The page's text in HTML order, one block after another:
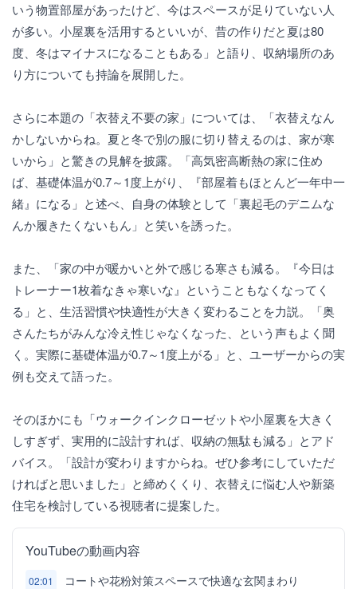
いう物置部屋があったけど、今はスペースが足りていない人
が多い。小屋裏を活用するといいが、昔の作りだと夏は80
度、冬はマイナスになることもある」と語り、収納場所のあ
り方についても持論を展開した。
さらに本題の「衣替え不要の家」については、「衣替えなん
かしないからね。夏と冬で別の服に切り替えるのは、家が寒
いから」と驚きの見解を披露。「高気密高断熱の家に住め
ば、基礎体温が0.7～1度上がり、『部屋着もほとんど一年中一
緒』になる」と述べ、自身の体験として「裏起毛のデニムな
んか履きたくないもん」と笑いを誘った。
また、「家の中が暖かいと外で感じる寒さも減る。『今日は
トレーナー1枚着なきゃ寒いな』ということもなくなってく
る」と、生活習慣や快適性が大きく変わることを力説。「奥
さんたちがみんな冷え性じゃなくなった、という声もよく聞
く。実際に基礎体温が0.7～1度上がる」と、ユーザーからの実
例も交えて語った。
そのほかにも「ウォークインクローゼットや小屋裏を大きく
しすぎず、実用的に設計すれば、収納の無駄も減る」とアド
バイス。「設計が変わりますからね。ぜひ参考にしていただ
ければと思いました」と締めくくり、衣替えに悩む人や新築
住宅を検討している視聴者に提案した。
YouTubeの動画内容
02:01 コートや花粉対策スペースで快適な玄関まわり